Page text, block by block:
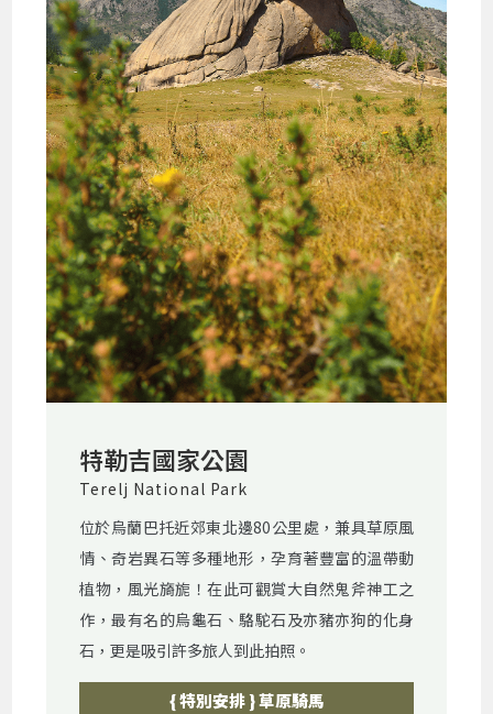
特勒吉國家公園
Terelj National Park
位於烏蘭巴托近郊東北邊80公里處，兼具草原風
情、奇岩異石等多種地形，孕育著豐富的溫帶動
植物，風光旖旎！在此可觀賞大自然鬼斧神工之
作，最有名的烏龜石、駱駝石及亦豬亦狗的化身
石，更是吸引許多旅人到此拍照。
{ 特別安排 } 草原騎馬